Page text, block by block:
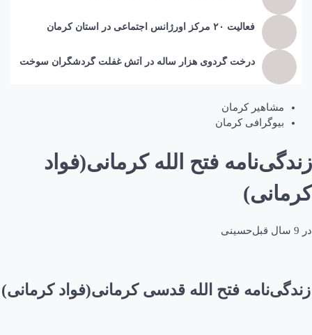
فعالیت ۲۰ مرکز اورژانس اجتماعی در استان کرمان
درخت گردوی هزار ساله در آتش غفلت گردشگران سوخت
مشاهیر کرمان
بیوگرافی کرمان
زندگی‌نامه فتح الله کرمانی(فواد
کرمانی)
در 9 سال قبل حسینی
زندگی‌نامه فتح الله قدسی کرمانی(فواد کرمانی)